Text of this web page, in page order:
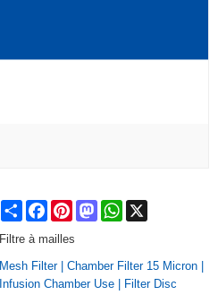
Share FacebookPinterestMastodonWhatsApp
Filtre à mailles
Mesh Filter | Chamber Filter 15 Micron |
Infusion Chamber Use | Filter Disc